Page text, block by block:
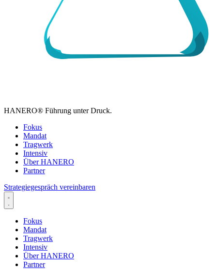
HANERO® Führung unter Druck.
Fokus
Mandat
Tragwerk
Intensiv
Über HANERO
Partner
Strategiegespräch vereinbaren
Fokus
Mandat
Tragwerk
Intensiv
Über HANERO
Partner